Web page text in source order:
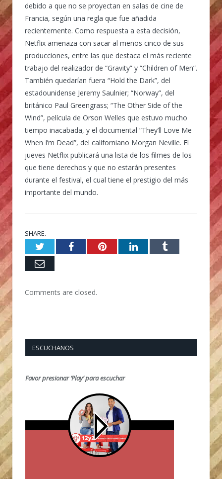
debido a que no se proyectan en salas de cine de
Francia, según una regla que fue añadida
recientemente. Como respuesta a esta decisión,
Netflix amenaza con sacar al menos cinco de sus
producciones, entre las que destaca el más reciente
trabajo del realizador de “Gravity” y “Children of Men”.
También quedarían fuera “Hold the Dark”, del
estadounidense Jeremy Saulnier; “Norway”, del
británico Paul Greengrass; “The Other Side of the
Wind”, película de Orson Welles que estuvo mucho
tiempo inacabada, y el documental “They’ll Love Me
When I’m Dead”, del californiano Morgan Neville. El
jueves Netflix publicará una lista de los filmes de los
que tiene derechos y que no estarán presentes
durante el festival, el cual tiene el prestigio del más
importante del mundo.
SHARE.
TwitterFacebookPinterestLinkedInTumblr
Email
Comments are closed.
ESCUCHANOS
Favor presionar ‘Play’ para escuchar